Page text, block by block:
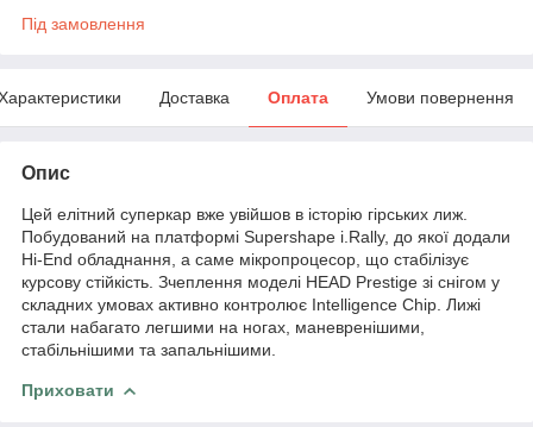
Під замовлення
Доставка Оплата Умови повернення
Опис
Цей елітний суперкар вже увійшов в історію гірських лиж.
Побудований на платформі Supershape i.Rally, до якої додали
Hi-End обладнання, а саме мікропроцесор, що стабілізує
курсову стійкість. Зчеплення моделі HEAD Prestige зі снігом у
складних умовах активно контролює Intelligence Chip. Лижі
стали набагато легшими на ногах, маневренішими,
стабільнішими та запальнішими.
Приховати